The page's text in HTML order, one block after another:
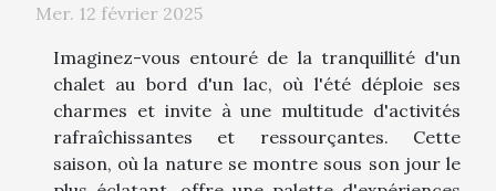
Mer. 12 février 2025
Imaginez-vous entouré de la tranquillité d'un
chalet au bord d'un lac, où l'été déploie ses
charmes et invite à une multitude d'activités
rafraîchissantes et ressourçantes. Cette
saison, où la nature se montre sous son jour le